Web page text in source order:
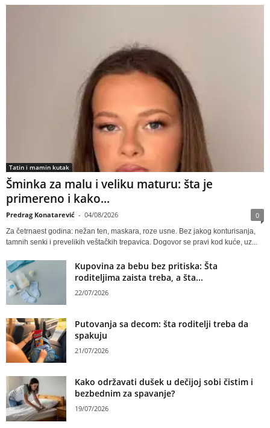
Tatin i mamin kutak
Šminka za malu i veliku maturu: šta je
primereno i kako...
Predrag Konatarević - 04/08/2026 0
Za četrnaest godina: nežan ten, maskara, roze usne. Bez jakog konturisanja,
tamnih senki i prevelikih veštačkih trepavica. Dogovor se pravi kod kuće, uz...
Kupovina za bebu bez pritiska: Šta
roditeljima zaista treba, a šta...
22/07/2026
Putovanja sa decom: šta roditelji treba da
spakuju
21/07/2026
Kako održavati dušek u dečijoj sobi čistim i
bezbednim za spavanje?
19/07/2026